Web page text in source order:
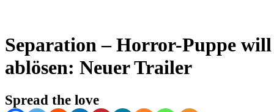
Separation – Horror-Puppe
ablösen: Neuer Trailer
Spread the love